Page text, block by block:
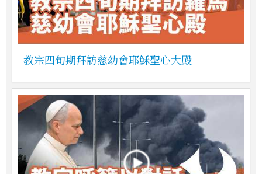
教宗四旬期拜訪慈幼會耶穌聖心大殿